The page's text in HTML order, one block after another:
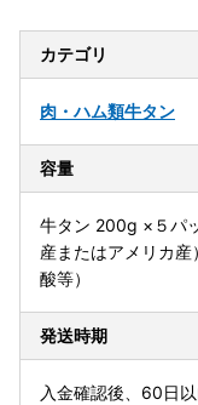
カテゴリ
肉・ハム類牛タン
容量
牛タン 200g ×５パ
産またはアメリカ
酸等）
発送時期
入金確認後、60日